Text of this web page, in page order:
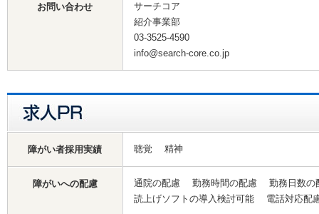
お問い合わせ
サーチコア
紹介事業部
03-3525-4590
info@search-core.co.jp
障がい者採用実績 聴覚 精神
障がいへの配慮
通院の配慮 勤務時間の配慮 勤務日数
読上げソフトの導入検討可能 電話対応